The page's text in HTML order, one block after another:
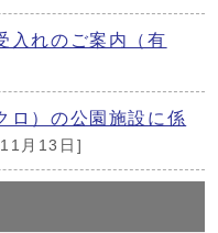
入れのご案内（有
ロ）の公園施設に係
月13日]